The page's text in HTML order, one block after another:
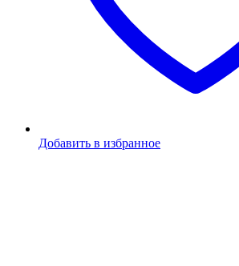
Добавить в избранное